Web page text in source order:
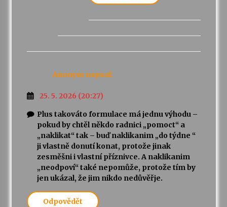
Anonym napsal:
25. 5. 2026 (20:27)
Plus takováto formulace má jednu výhodu –
pokud by chtěl někdo radnici „pomoct“ a
„naklikat“ tak – buď naklikanim „do týdne “
ji vlastně donutí konat, protože jinak
zesměšni i vlastní příznivce. A naklikanim
„neodpoví“ také nepomůže, protože tím by
jen ukázal, že jim nikdo nedůvěřje.
Odpovědět